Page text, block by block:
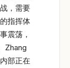
，需要
指挥体
震荡，
Zhang
部正在